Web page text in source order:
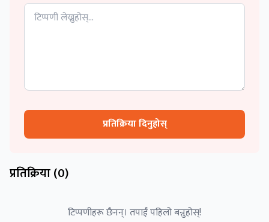
प्रतिक्रिया दिनुहोस्
प्रतिक्रिया (0)
टिप्पणीहरू छैनन्। तपाईं पहिलो बन्नुहोस्!